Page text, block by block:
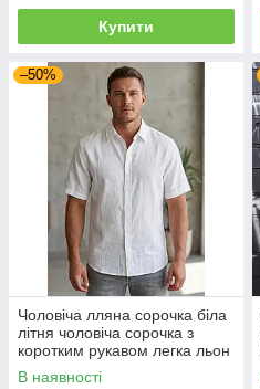
Купити
–50%
Чоловіча лляна сорочка біла
літня чоловіча сорочка з
коротким рукавом легка льон
люкс якість
В наявності